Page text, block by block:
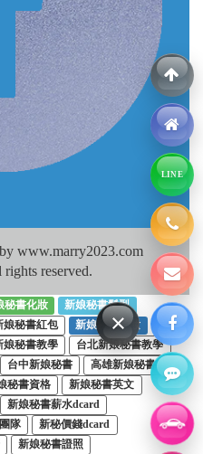
www.marry2023.com
reserved.
秘書化妝
新娘秘書髮型
娘秘書紅包
新娘秘書試妝
娘秘書教學
台北新娘秘書教學
台中新娘秘書
高雄新娘秘書
秘書資格
新娘秘書英文
新娘秘書薪水dcard
隊
新秘價錢dcard
新娘秘書證照
LINE
×